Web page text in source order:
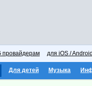
провайдерам для iOS /
Для детей Музыка